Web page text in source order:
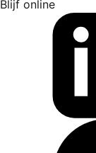
Blijf online